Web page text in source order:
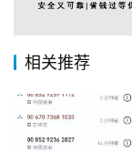
相关推荐